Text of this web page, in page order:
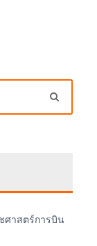
ศาสตร์การบิน